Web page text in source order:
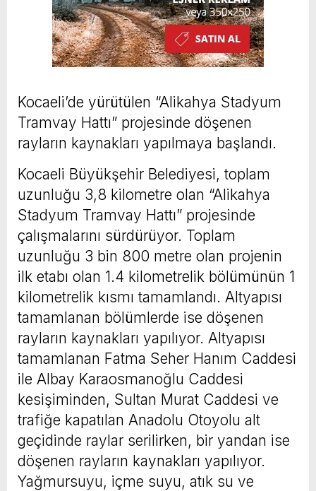
Kocaeli’de yürütülen “Alikahya Stadyum
Tramvay Hattı” projesinde döşenen
rayların kaynakları yapılmaya başlandı.
Kocaeli Büyükşehir Belediyesi, toplam
uzunluğu 3,8 kilometre olan “Alikahya
Stadyum Tramvay Hattı” projesinde
çalışmalarını sürdürüyor. Toplam
uzunluğu 3 bin 800 metre olan projenin
ilk etabı olan 1.4 kilometrelik bölümünün 1
kilometrelik kısmı tamamlandı. Altyapısı
tamamlanan bölümlerde ise döşenen
rayların kaynakları yapılıyor. Altyapısı
tamamlanan Fatma Seher Hanım Caddesi
ile Albay Karaosmanoğlu Caddesi
kesişiminden, Sultan Murat Caddesi ve
trafiğe kapatılan Anadolu Otoyolu alt
geçidinde raylar serilirken, bir yandan ise
döşenen rayların kaynakları yapılıyor.
Yağmursuyu, içme suyu, atık su ve